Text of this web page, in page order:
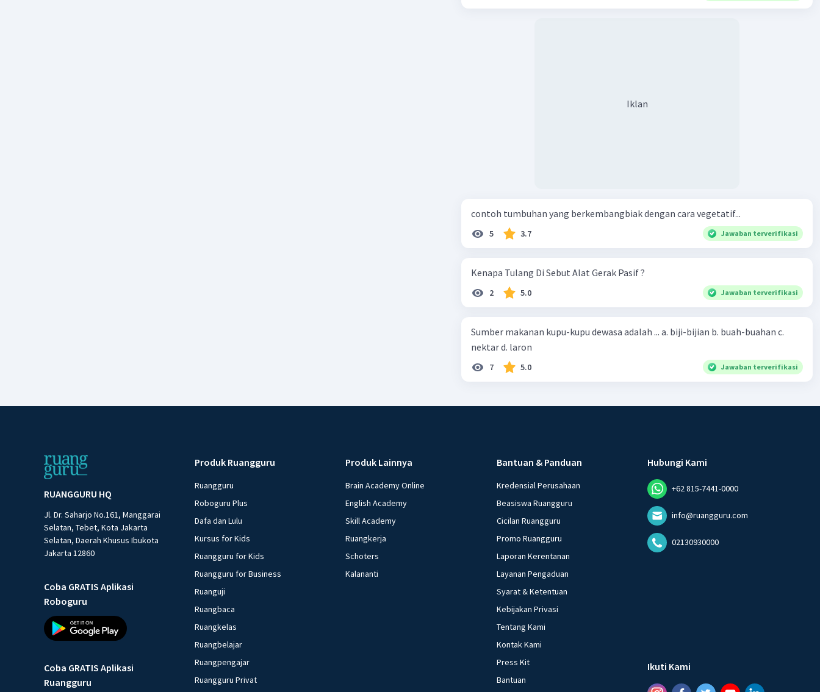
Iklan
contoh tumbuhan yang berkembangbiak dengan cara vegetatif...
5 3.7 Jawaban terverifikasi
Kenapa Tulang Di Sebut Alat Gerak Pasif ?
2 5.0 Jawaban terverifikasi
Sumber makanan kupu-kupu dewasa adalah ... a. biji-bijian b. buah-buahan c.
nektar d. laron
7 5.0 Jawaban terverifikasi
RUANGGURU HQ
Jl. Dr. Saharjo No.161, Manggarai
Selatan, Tebet, Kota Jakarta
Selatan, Daerah Khusus Ibukota
Jakarta 12860
Coba GRATIS Aplikasi
Roboguru
Coba GRATIS Aplikasi
Ruangguru
Produk Ruangguru
Ruangguru
Roboguru Plus
Dafa dan Lulu
Kursus for Kids
Ruangguru for Kids
Ruangguru for Business
Ruanguji
Ruangbaca
Ruangkelas
Ruangbelajar
Ruangpengajar
Ruangguru Privat
Produk Lainnya
Brain Academy Online
English Academy
Skill Academy
Ruangkerja
Schoters
Kalananti
Bantuan & Panduan
Kredensial Perusahaan
Beasiswa Ruangguru
Cicilan Ruangguru
Promo Ruangguru
Laporan Kerentanan
Layanan Pengaduan
Syarat & Ketentuan
Kebijakan Privasi
Tentang Kami
Kontak Kami
Press Kit
Bantuan
Hubungi Kami
+62 815-7441-0000
info@ruangguru.com
02130930000
Ikuti Kami